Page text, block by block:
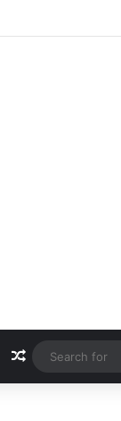
हुई अहम चर्चा
Random Article